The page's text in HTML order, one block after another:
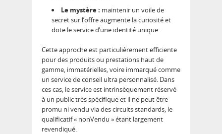
Le mystère : maintenir un voile de
secret sur l’offre augmente la curiosité et
dote le service d’une identité unique.
Cette approche est particulièrement efficiente
pour des produits ou prestations haut de
gamme, immatérielles, voire immarqué comme
un service de conseil ultra personnalisé. Dans
ces cas, le service est intrinsèquement réservé
à un public très spécifique et il ne peut être
promu ni vendu via des circuits standards, le
qualificatif « nonVendu » étant largement
revendiqué.